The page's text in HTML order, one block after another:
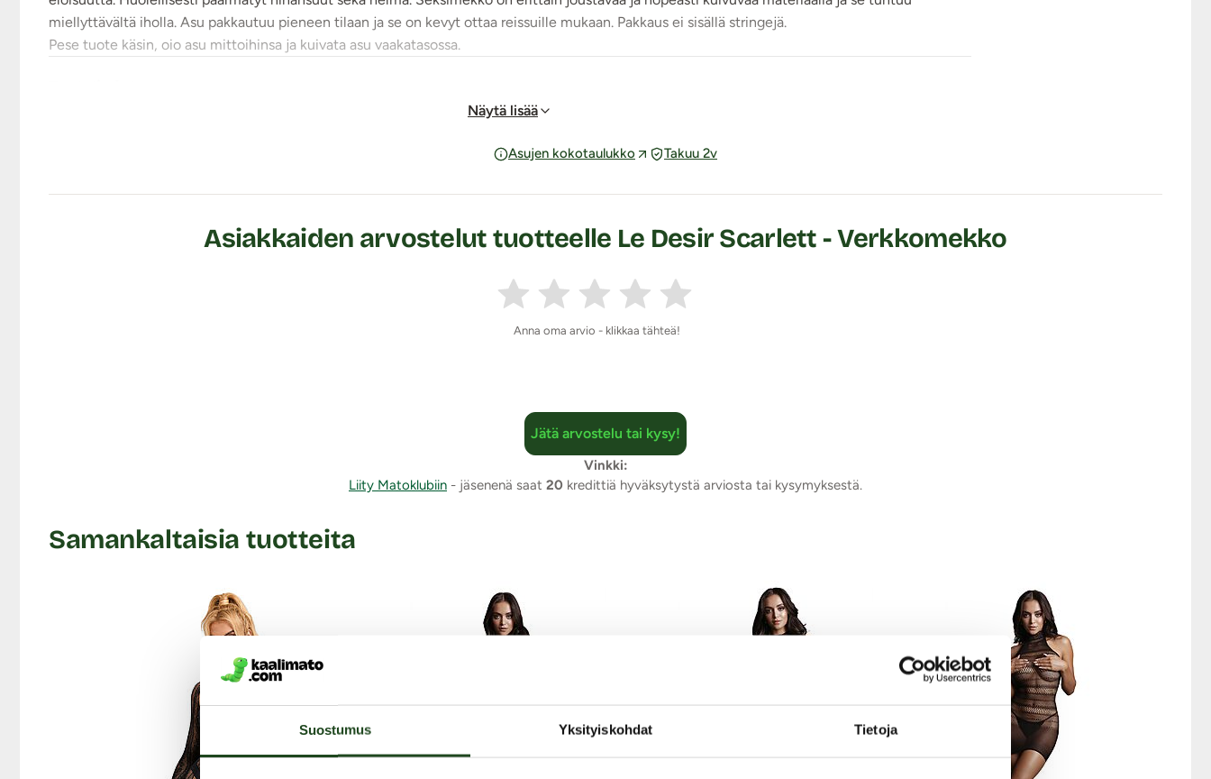
Suostumus Yksityiskohdat Tietoja
miellyttävältä iholla. Asu pakkautuu pieneen tilaan ja se on kevyt ottaa reissuille mukaan. Pakkaus ei sisällä stringejä.
Pese tuote käsin, oio asu mittoihinsa ja kuivata asu vaakatasossa.
Ei valkaisua
Näytä lisää
Asujen kokotaulukko Takuu 2v
Asiakkaiden arvostelut tuotteelle Le Desir Scarlett - Verkkomekko
Anna oma arvio - klikkaa tähteä!
Jätä arvostelu tai kysy!
Vinkki:
Liity Matoklubiin - jäsenenä saat 20 kredittiä hyväksytystä arviosta tai kysymyksestä.
Samankaltaisia tuotteita